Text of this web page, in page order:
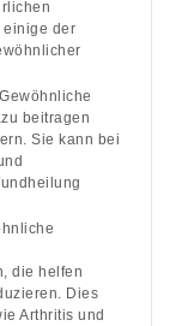
einige der
beitragen
Sie kann bei
die helfen
Dies
Arthritis und